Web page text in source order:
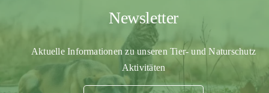
Newsletter
Aktuelle Informationen zu unseren Tier- und Naturschutz
Aktivitäten